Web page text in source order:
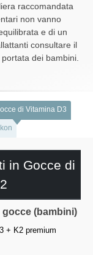
raccomandata
non vanno
e di un
consultare il
dei bambini.
di Vitamina D3
in Gocce di
gocce (bambini)
+ K2 premium